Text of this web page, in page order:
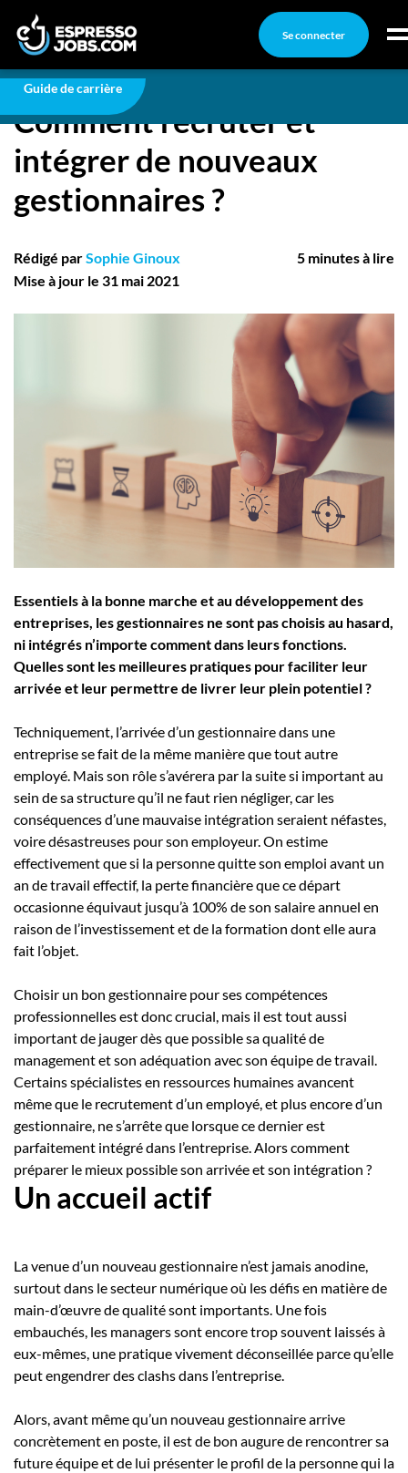
Se connecter
Connexion
Créez un compte
Emplois
Recherchez un emploi
Ma boîte à outils
Publiez une offre d'emploi
Guide de carrière
Carrière
Comment recruter et intégrer de nouveaux
gestionnaires ?
Comment recruter et
intégrer de nouveaux
gestionnaires ?
Rédigé parSophie Ginoux
Mise à jour le 31 mai 2021
5 minutes à lire
Essentiels à la bonne marche et au développement des
entreprises, les gestionnaires ne sont pas choisis au hasard,
ni intégrés n’importe comment dans leurs fonctions.
Quelles sont les meilleures pratiques pour faciliter leur
arrivée et leur permettre de livrer leur plein potentiel ?
Techniquement, l’arrivée d’un gestionnaire dans une
entreprise se fait de la même manière que tout autre
employé. Mais son rôle s’avérera par la suite si important au
sein de sa structure qu’il ne faut rien négliger, car les
conséquences d’une mauvaise intégration seraient néfastes,
voire désastreuses pour son employeur. On estime
effectivement que si la personne quitte son emploi avant un
an de travail effectif, la perte financière que ce départ
occasionne équivaut jusqu’à 100% de son salaire annuel en
raison de l’investissement et de la formation dont elle aura
fait l’objet.
Choisir un bon gestionnaire pour ses compétences
professionnelles est donc crucial, mais il est tout aussi
important de jauger dès que possible sa qualité de
management et son adéquation avec son équipe de travail.
Certains spécialistes en ressources humaines avancent
même que le recrutement d’un employé, et plus encore d’un
gestionnaire, ne s’arrête que lorsque ce dernier est
parfaitement intégré dans l’entreprise. Alors comment
préparer le mieux possible son arrivée et son intégration ?
Un accueil actif
La venue d’un nouveau gestionnaire n’est jamais anodine,
surtout dans le secteur numérique où les défis en matière de
main-d’œuvre de qualité sont importants. Une fois
embauchés, les managers sont encore trop souvent laissés à
eux-mêmes, une pratique vivement déconseillée parce qu’elle
peut engendrer des clashs dans l’entreprise.
Alors, avant même qu’un nouveau gestionnaire arrive
concrètement en poste, il est de bon augure de rencontrer sa
future équipe et de lui présenter le profil de la personne qui la